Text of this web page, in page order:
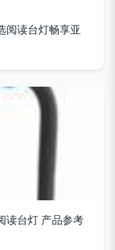
阅读台灯畅享亚
读台灯 产品参考